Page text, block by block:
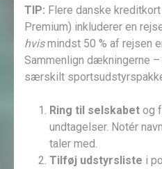
TIP: Flere danske
Premium) inkluderer en
hvismindst 50 % af rejsen
Sammenlign dækningerne
særskilt
Ring til selskabet og
undtagelser. Notér
taler med.
Tilføj udstyrsliste i